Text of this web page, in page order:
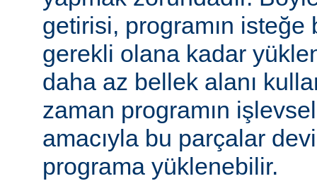
getirisi, programın isteğe
gerekli olana kadar
daha az bellek alanı
zaman programın
amacıyla bu parçalar
programa yüklenebilir.